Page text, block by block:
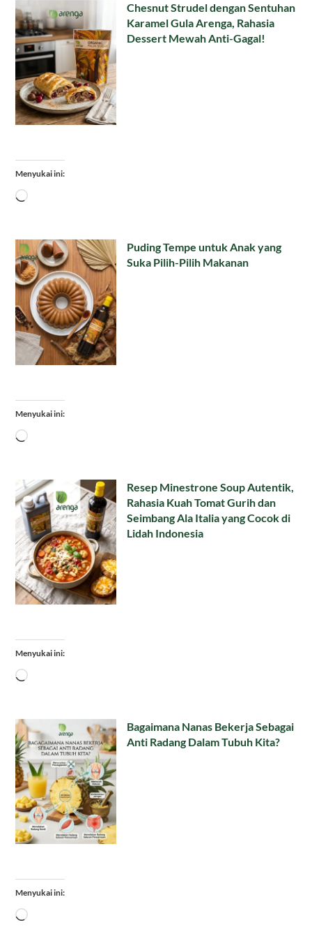
Chesnut Strudel dengan Sentuhan
Karamel Gula Arenga, Rahasia
Dessert Mewah Anti-Gagal!
Menyukai ini:
Memuat...
Puding Tempe untuk Anak yang
Suka Pilih-Pilih Makanan
Menyukai ini:
Memuat...
Resep Minestrone Soup Autentik,
Rahasia Kuah Tomat Gurih dan
Seimbang Ala Italia yang Cocok di
Lidah Indonesia
Menyukai ini:
Memuat...
Bagaimana Nanas Bekerja Sebagai
Anti Radang Dalam Tubuh Kita?
Menyukai ini:
Memuat...